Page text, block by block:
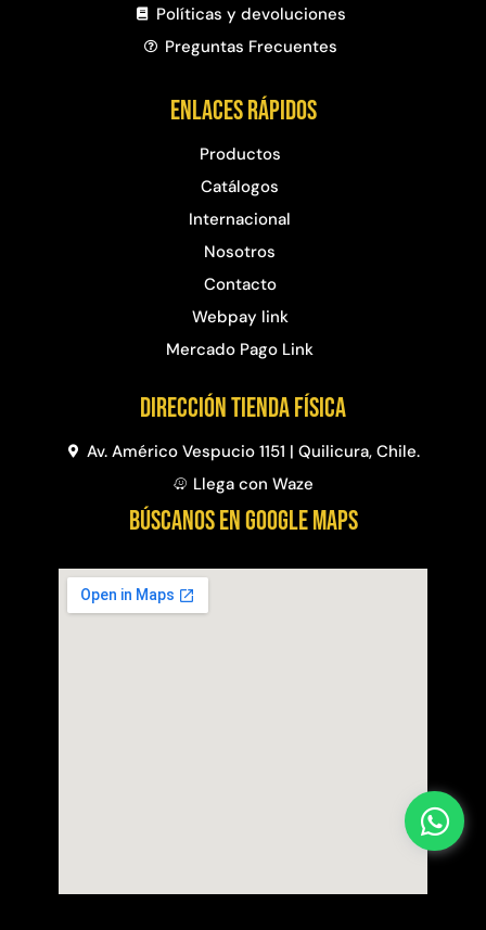
Políticas y devoluciones
Preguntas Frecuentes​
Enlaces rápidos
Productos
Catálogos
Internacional
Nosotros
Contacto
Webpay link
Mercado Pago Link
Dirección Tienda física
Av. Américo Vespucio 1151 | Quilicura, Chile.
Llega con Waze
BÚSCANOS EN GOOGLE MAPS